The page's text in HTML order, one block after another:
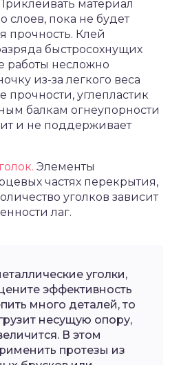
материал
слоев, пока не будет
прочность. Клей
быстросохнущих
работы несложно
из-за легкого веса
углепластик
балкам огнеупорности
и не поддерживает
Элементы
частях перекрытия,
уголков зависит
лаг.
уголки,
эффективность
много деталей, то
несущую опору,
В этом
протезы из